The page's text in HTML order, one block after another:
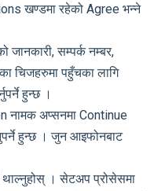
खण्डमा रहेको Agree भन्ने
जानकारी, सम्पर्क नम्बर,
चिजहरुमा पहुँचका लागि
हुन्छ ।
नामक अप्सनमा Continue
हुन्छ । जुन आइफोनबाट
। सेटअप प्रोसेसमा